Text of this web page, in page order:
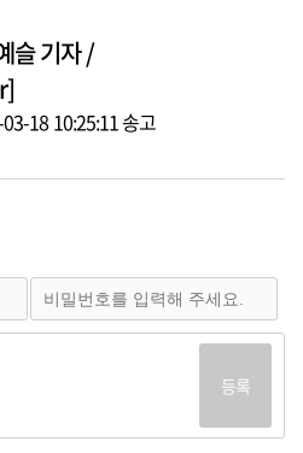
슬 기자 /
18 10:25:11 송고
등록